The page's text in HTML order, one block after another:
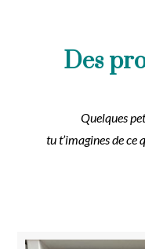
Des
Quelques
tu t’imagines de ce